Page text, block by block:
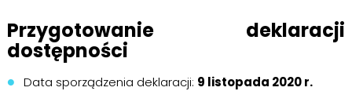
Przygotowanie deklaracji
dostępności
Data sporządzenia deklaracji: 9 listopada 2020 r.